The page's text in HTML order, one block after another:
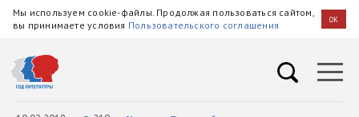
Мы используем cookie-файлы. Продолжая пользоваться сайтом,
вы принимаете условия Пользовательского соглашения OK